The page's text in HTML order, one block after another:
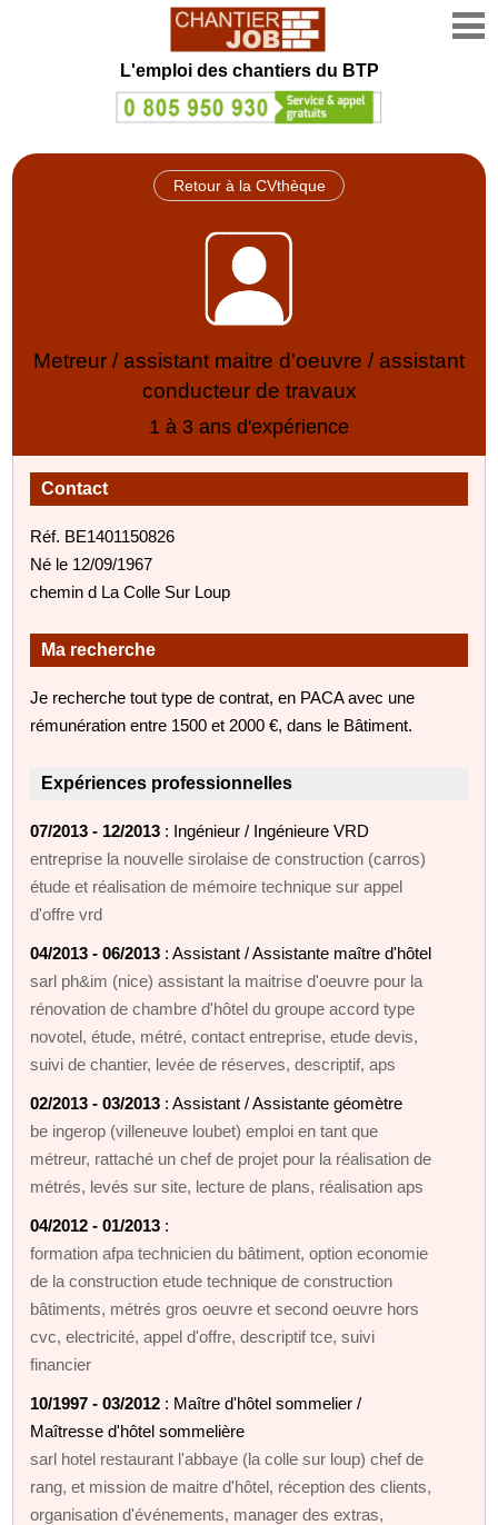
L'emploi des chantiers du BTP
Retour à la CVthèque
Metreur / assistant maitre d'oeuvre / assistant
conducteur de travaux
1 à 3 ans d'expérience
Contact
Réf. BE1401150826
Né le 12/09/1967
chemin d La Colle Sur Loup
Ma recherche
Je recherche tout type de contrat, en PACA avec une
rémunération entre 1500 et 2000 €, dans le Bâtiment.
Expériences professionnelles
07/2013 - 12/2013 : Ingénieur / Ingénieure VRD
entreprise la nouvelle sirolaise de construction (carros)
étude et réalisation de mémoire technique sur appel
d'offre vrd
04/2013 - 06/2013 : Assistant / Assistante maître d'hôtel
sarl ph&im (nice) assistant la maitrise d'oeuvre pour la
rénovation de chambre d'hôtel du groupe accord type
novotel, étude, métré, contact entreprise, etude devis,
suivi de chantier, levée de réserves, descriptif, aps
02/2013 - 03/2013 : Assistant / Assistante géomètre
be ingerop (villeneuve loubet) emploi en tant que
métreur, rattaché un chef de projet pour la réalisation de
métrés, levés sur site, lecture de plans, réalisation aps
04/2012 - 01/2013 :
formation afpa technicien du bâtiment, option economie
de la construction etude technique de construction
bâtiments, métrés gros oeuvre et second oeuvre hors
cvc, electricité, appel d'offre, descriptif tce, suivi
financier
10/1997 - 03/2012 : Maître d'hôtel sommelier /
Maîtresse d'hôtel sommelière
sarl hotel restaurant l'abbaye (la colle sur loup) chef de
rang, et mission de maitre d'hôtel, réception des clients,
organisation d'événements, manager des extras,